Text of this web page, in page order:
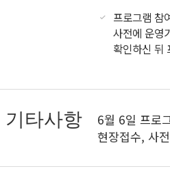
프로그램 참
사전에 운영
확인하신 뒤
기타사항
6월 6일 프로
현장접수, 사